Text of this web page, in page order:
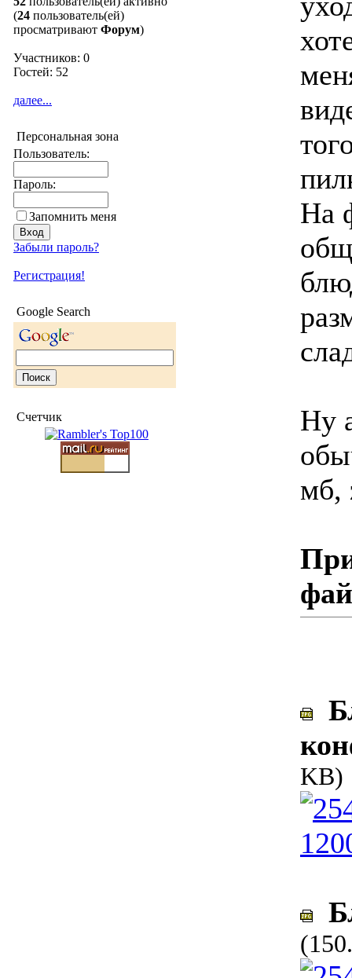
(24 пользователь(ей)
просматривают Форум)
Участников: 0
Гостей: 52
далее...
Персональная зона
Пользователь:
Пароль:
Запомнить меня
Забыли пароль?
Регистрация!
Google Search
Счетчик
На
Ну
мб,
KB)